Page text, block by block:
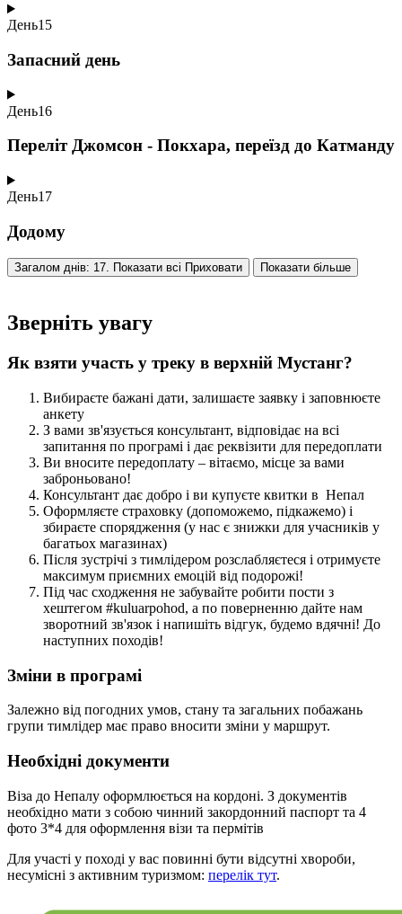
День15
Запасний день
День16
Переліт Джомсон - Покхара, переїзд до Катманду
День17
Додому
Загалом днів: 17. Показати всі Приховати Показати більше
Зверніть увагу
Як взяти участь у треку в верхній Мустанг?
Вибираєте бажані дати, залишаєте заявку і заповнюєте
анкету
З вами зв'язується консультант, відповідає на всі
запитання по програмі і дає реквізити для передоплати
Ви вносите передоплату – вітаємо, місце за вами
заброньовано!
Консультант дає добро і ви купуєте квитки в Непал
Оформляєте страховку (допоможемо, підкажемо) і
збираєте спорядження (у нас є знижки для учасників у
багатьох магазинах)
Після зустрічі з тимлідером розслабляєтеся і отримуєте
максимум приємних емоцій від подорожі!
Під час сходження не забувайте робити пости з
хештегом #kuluarpohod, а по поверненню дайте нам
зворотний зв'язок і напишіть відгук, будемо вдячні! До
наступних походів!
Зміни в програмі
Залежно від погодних умов, стану та загальних побажань
групи тимлідер має право вносити зміни у маршрут.
Необхідні документи
Віза до Непалу оформлюється на кордоні. З документів
необхідно мати з собою чинний закордонний паспорт та 4
фото 3*4 для оформлення візи та пермітів
Для участі у поході у вас повинні бути відсутні хвороби,
несумісні з активним туризмом: перелік тут.